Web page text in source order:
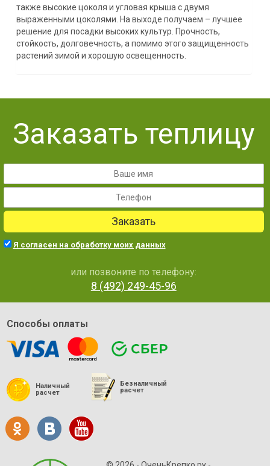
также высокие цоколя и угловая крыша с двумя
выраженными цоколями. На выходе получаем – лучшее
решение для посадки высоких культур. Прочность,
стойкость, долговечность, а помимо этого защищенность
растений зимой и хорошую освещенность.
Заказать теплицу
Заказать
Я согласен на обработку моих данных
или позвоните по телефону:
8 (492) 249-45-96
Способы оплаты
Наличный
расчет
Безналичный
расчет